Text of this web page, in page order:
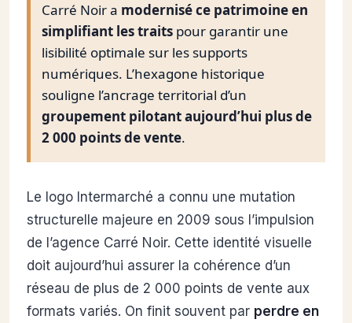
Carré Noir a modernisé ce patrimoine en
simplifiant les traits pour garantir une
lisibilité optimale sur les supports
numériques. L’hexagone historique
souligne l’ancrage territorial d’un
groupement pilotant aujourd’hui plus de
2 000 points de vente.
Le logo Intermarché a connu une mutation
structurelle majeure en 2009 sous l’impulsion
de l’agence Carré Noir. Cette identité visuelle
doit aujourd’hui assurer la cohérence d’un
réseau de plus de 2 000 points de vente aux
formats variés. On finit souvent par perdre en